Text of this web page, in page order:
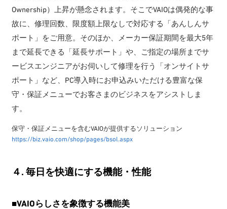
Ownership）上昇が懸念されます。そこでVAIOは偶発的な事
故に、修理回数、限度額上限なしで対応する「あんしんサ
ポート」をご用意。そのほか、メーカー保証期間を最大5年
まで延長できる「延長サポート」や、ご指定の場所までサ
ービスエンジニアがお伺いして修理を行う「オンサイトサ
ポート」など、PC導入時にお申込みいただける豊富な保
守・保証メニューでお客さまのビジネスをアシストしま
す。
保守・保証メニューを含むVAIOが提供するソリューション
https://biz.vaio.com/shop/pages/bsol.aspx
４. 毎日を快適にする機能・性能
■VAIOらしさを象徴する機能美